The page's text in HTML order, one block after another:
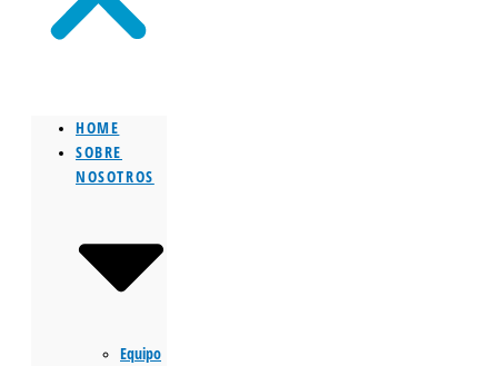
HOME
SOBRE
NOSOTROS
Equipo